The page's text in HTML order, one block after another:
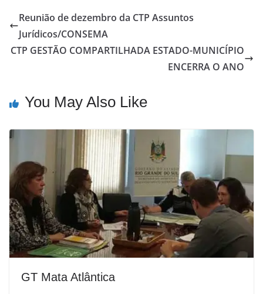
Reunião de dezembro da CTP Assuntos
Jurídicos/CONSEMA
CTP GESTÃO COMPARTILHADA ESTADO-MUNICÍPIO
ENCERRA O ANO
You May Also Like
GT Mata Atlântica